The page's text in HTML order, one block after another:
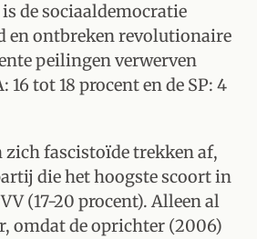
de sociaaldemocratie
en ontbreken revolutionaire
peilingen verwerven
tot 18 procent en de SP: 4
zich fascistoïde trekken af,
die het hoogste scoort in
(17-20 procent). Alleen al
omdat de oprichter (2006)